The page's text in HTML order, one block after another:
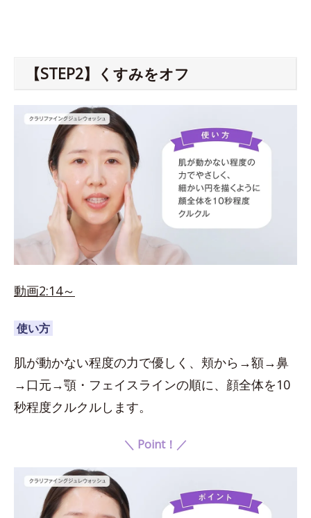
【STEP2】くすみをオフ
動画2:14～
使い方
肌が動かない程度の力で優しく、頬から→額→鼻
→口元→顎・フェイスラインの順に、顔全体を10
秒程度クルクルします。
＼ Point！／